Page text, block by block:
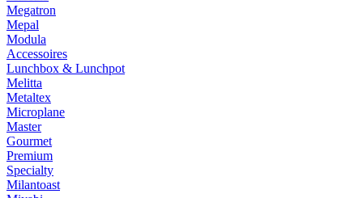
Megatron
Mepal
Modula
Accessoires
Lunchbox & Lunchpot
Melitta
Metaltex
Microplane
Master
Gourmet
Premium
Specialty
Milantoast